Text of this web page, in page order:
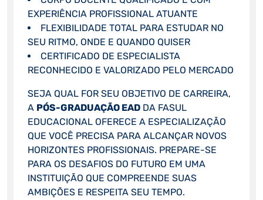
EXPERIÊNCIA PROFISSIONAL ATUANTE
FLEXIBILIDADE TOTAL PARA ESTUDAR NO
SEU RITMO, ONDE E QUANDO QUISER
CERTIFICADO DE ESPECIALISTA
RECONHECIDO E VALORIZADO PELO MERCADO
SEJA QUAL FOR SEU OBJETIVO DE CARREIRA,
A PÓS-GRADUAÇÃO EADDA FASUL
EDUCACIONAL OFERECE A ESPECIALIZAÇÃO
QUE VOCÊ PRECISA PARA ALCANÇAR NOVOS
HORIZONTES PROFISSIONAIS. PREPARE-SE
PARA OS DESAFIOS DO FUTURO EM UMA
INSTITUIÇÃO QUE COMPREENDE SUAS
AMBIÇÕES E RESPEITA SEU TEMPO.